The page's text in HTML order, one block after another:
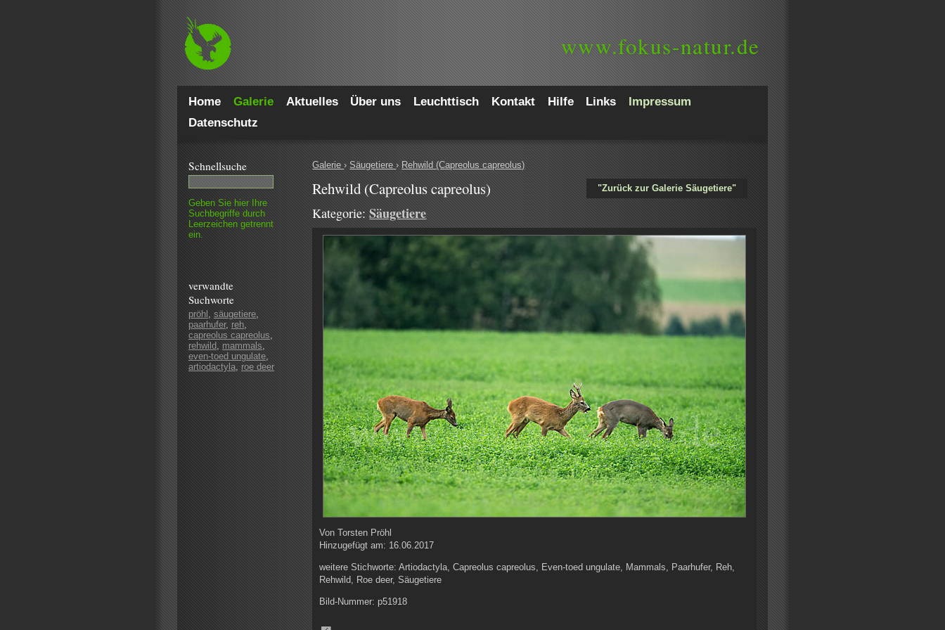
www.fokus-natur.de
Home Galerie Aktuelles Über uns Leuchttisch Kontakt Hilfe Links
Impressum
Datenschutz
Schnell­suche
Geben Sie hier Ihre
Such­begriffe durch
Leer­zeichen getrennt
ein.
verwandte
Suchworte
pröhl , säugetiere,
paarhufer, reh,
capreolus capreolus,
rehwild, mammals,
even-toed ungulate,
artiodactyla, roe deer
Galerie›Säugetiere› Rehwild (Capreolus capreolus)
"Zurück zur Galerie Säugetiere"
Rehwild (Capreolus capreolus)
Kategorie:Säugetiere
VonTorsten Pröhl
Hinzugefügt am: 16.06.2017
weitere Stichworte:Artiodactyla, Capreolus capreolus, Even-toed ungulate, Mammals, Paarhufer, Reh,
Rehwild, Roe deer, Säugetiere
Bild-Nummer: p51918